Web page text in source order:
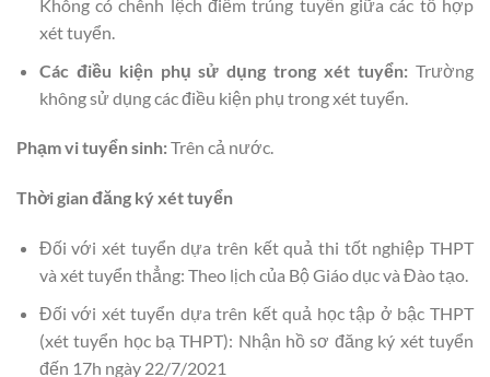
Không có chênh lệch điểm trúng tuyển giữa các tổ hợp
xét tuyển.
Các điều kiện phụ sử dụng trong xét tuyển: Trường
không sử dụng các điều kiện phụ trong xét tuyển.
Phạm vi tuyển sinh:Trên cả nước.
Thời gian đăng ký xét tuyển
Đối với xét tuyển dựa trên kết quả thi tốt nghiệp THPT
và xét tuyển thẳng: Theo lịch của Bộ Giáo dục và Đào tạo.
Đối với xét tuyển dựa trên kết quả học tập ở bậc THPT
(xét tuyển học bạ THPT): Nhận hồ sơ đăng ký xét tuyển
đến 17h ngày 22/7/2021